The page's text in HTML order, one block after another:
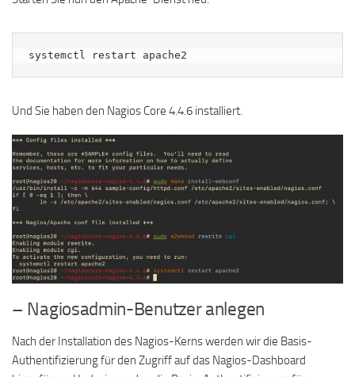
systemctl restart apache2
Und Sie haben den Nagios Core 4.4.6 installiert.
– Nagiosadmin-Benutzer anlegen
Nach der Installation des Nagios-Kerns werden wir die Basis-
Authentifizierung für den Zugriff auf das Nagios-Dashboard